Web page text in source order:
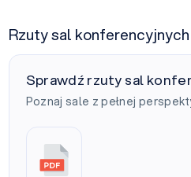
Rzuty sal konferencyjnych
Sprawdź rzuty sal
Poznaj sale z pełnej